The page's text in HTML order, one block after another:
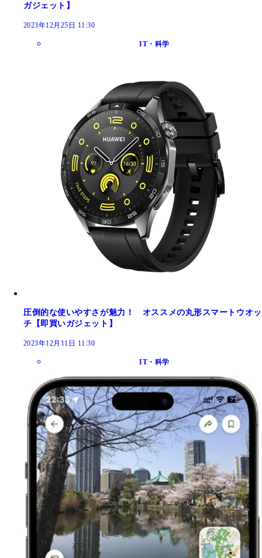
ガジェット】
2023年12月25日 11:30
IT・科学
圧倒的な使いやすさが魅力！ オススメの丸形スマートウオッ
チ【即買いガジェット】
2023年12月11日 11:30
IT・科学